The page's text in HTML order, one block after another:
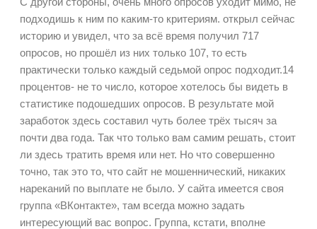
подходишь к ним по каким-то критериям. открыл сейчас
историю и увидел, что за всё время получил 717
опросов, но прошёл из них только 107, то есть
практически только каждый седьмой опрос подходит.14
процентов- не то число, которое хотелось бы видеть в
статистике подошедших опросов. В результате мой
заработок здесь составил чуть более трёх тысяч за
почти два года. Так что только вам самим решать, стоит
ли здесь тратить время или нет. Но что совершенно
точно, так это то, что сайт не мошеннический, никаких
нареканий по выплате не было. У сайта имеется своя
группа «ВКонтакте», там всегда можно задать
интересующий вас вопрос. Группа, кстати, вполне